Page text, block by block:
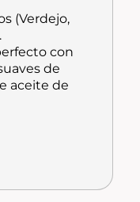
(Verdejo,
con
de
aceite de